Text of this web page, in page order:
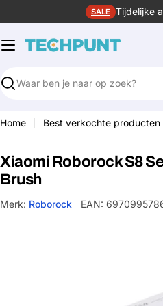
naar
inhoud
SALE Tijdelijke
Zoeken
Home Best verkochte producten
Xiaomi Roborock S8
Brush
Merk: Roborock EAN: